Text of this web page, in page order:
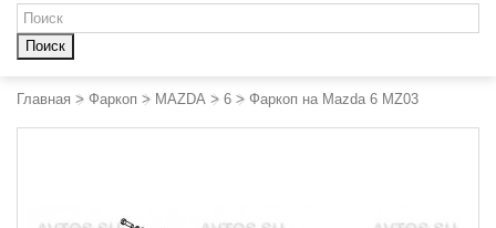
Поиск
Главная > Фаркоп > MAZDA > 6 > Фаркоп на Mazda 6 MZ03